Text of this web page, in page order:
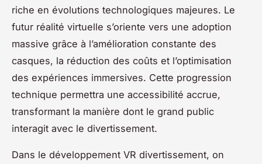
riche en évolutions technologiques majeures. Le
futur réalité virtuelle s’oriente vers une adoption
massive grâce à l’amélioration constante des
casques, la réduction des coûts et l’optimisation
des expériences immersives. Cette progression
technique permettra une accessibilité accrue,
transformant la manière dont le grand public
interagit avec le divertissement.
Dans le développement VR divertissement, on